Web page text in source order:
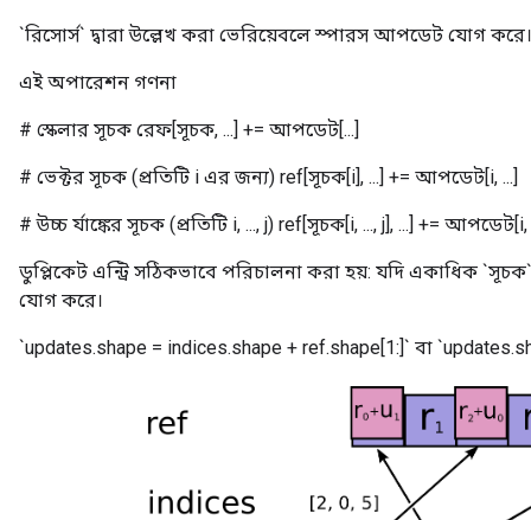
`রিসোর্স` দ্বারা উল্লেখ করা ভেরিয়েবলে স্পারস আপডেট যোগ করে।
এই অপারেশন গণনা
# স্কেলার সূচক রেফ[সূচক, ...] += আপডেট[...]
# ভেক্টর সূচক (প্রতিটি i এর জন্য) ref[সূচক[i], ...] += আপডেট[i, ...]
# উচ্চ র্যাঙ্কের সূচক (প্রতিটি i, ..., j) ref[সূচক[i, ..., j], ...] += আপডেট[i,
ডুপ্লিকেট এন্ট্রি সঠিকভাবে পরিচালনা করা হয়: যদি একাধিক
যোগ করে।
`updates.shape = indices.shape + ref.shape[1:]` বা